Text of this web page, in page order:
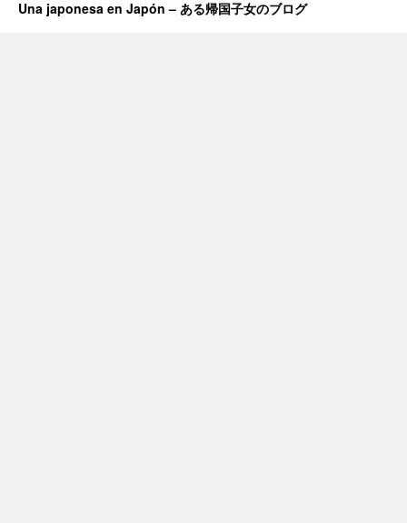
Una japonesa en Japón – ある帰国子女のブログ